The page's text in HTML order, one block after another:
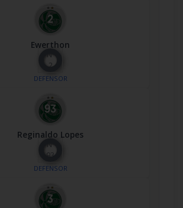
Ewerthon
Nº
2
DEFENSOR
Reginaldo Lopes
Nº
93
DEFENSOR